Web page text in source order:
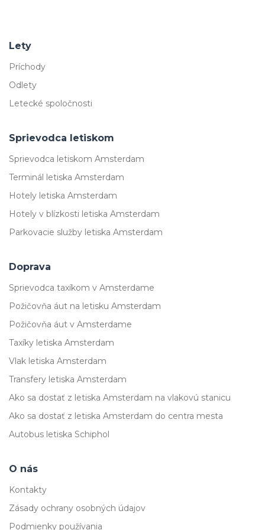
Lety
Príchody
Odlety
Letecké spoločnosti
Sprievodca letiskom
Sprievodca letiskom Amsterdam
Terminál letiska Amsterdam
Hotely letiska Amsterdam
Hotely v blízkosti letiska Amsterdam
Parkovacie služby letiska Amsterdam
Doprava
Sprievodca taxíkom v Amsterdame
Požičovňa áut na letisku Amsterdam
Požičovňa áut v Amsterdame
Taxíky letiska Amsterdam
Vlak letiska Amsterdam
Transfery letiska Amsterdam
Ako sa dostať z letiska Amsterdam na vlakovú stanicu
Ako sa dostať z letiska Amsterdam do centra mesta
Autobus letiska Schiphol
O nás
Kontakty
Zásady ochrany osobných údajov
Podmienky používania